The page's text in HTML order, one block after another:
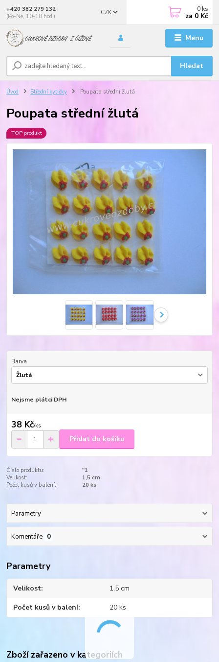
Menu
CZK
Hledat
+420 382 279 132
(Po-Ne, 10-18 hod.)
0 ks
za 0 Kč
Úvod Střední kytičky Poupata střední žlutá
Poupata střední žlutá
TOP produkt
Barva
Nejsme plátci DPH
38 Kč/ks
Přidat do košíku
Číslo produktu:
"1
Velikost:
1,5 cm
Počet kusů v balení:
20 ks
Parametry
Komentáře 0
Parametry
Velikost 1,5 cm
Počet kusů v balení 20 ks
Zboží zařazeno v kategoriích